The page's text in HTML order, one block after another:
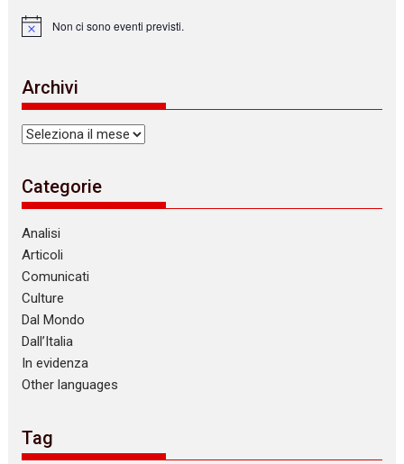
N
c
e
Non ci sono eventi previsti.
Archivi
Archivi
Categorie
Analisi
Articoli
Comunicati
Culture
Dal Mondo
Dall’Italia
In evidenza
Other languages
Tag